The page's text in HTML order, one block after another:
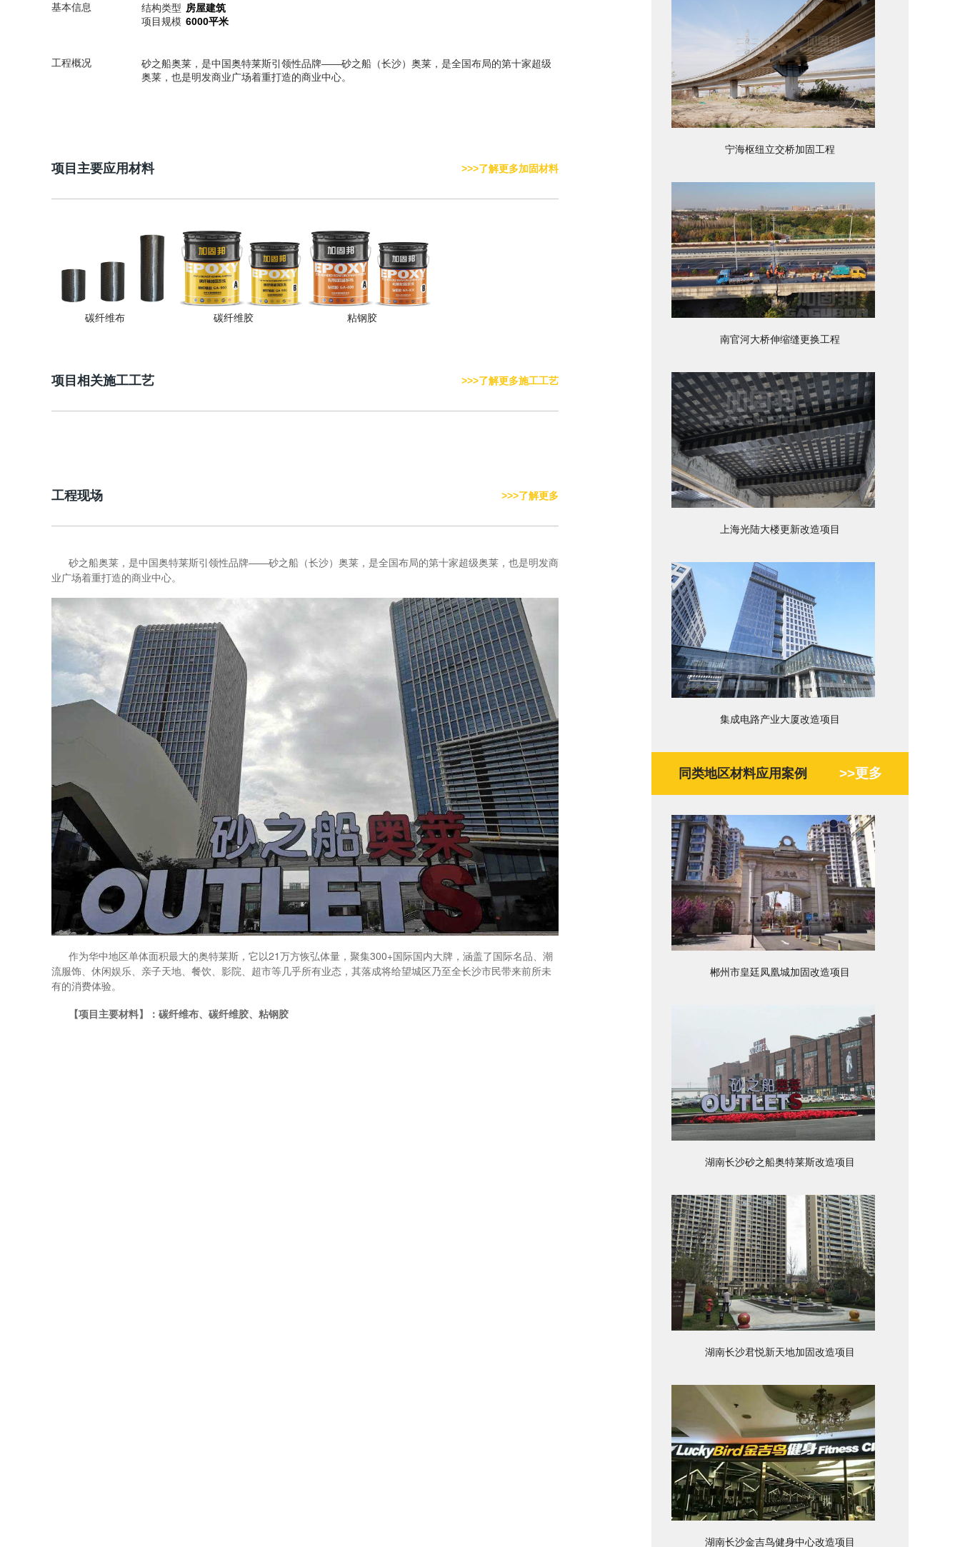
基本信息 结构类型 房屋建筑
项目规模 6000平米
工程概况
砂之船奥莱，是中国奥特莱斯引领性品牌——砂之船（长沙）奥莱，是全国布局的第十家超级
奥莱，也是明发商业广场着重打造的商业中心。
项目主要应用材料 >>>了解更多加固材料
碳纤维布 碳纤维胶 粘钢胶
项目相关施工工艺 >>>了解更多施工工艺
工程现场 >>>了解更多
砂之船奥莱，是中国奥特莱斯引领性品牌——砂之船（长沙）奥莱，是全国布局的第十家超级奥莱，也是明发商
业广场着重打造的商业中心。
作为华中地区单体面积最大的奥特莱斯，它以21万方恢弘体量，聚集300+国际国内大牌，涵盖了国际名品、潮
流服饰、休闲娱乐、亲子天地、餐饮、影院、超市等几乎所有业态，其落成将给望城区乃至全长沙市民带来前所未
有的消费体验。
【项目主要材料】：碳纤维布、碳纤维胶、粘钢胶
宁海枢纽立交桥加固工程
南官河大桥伸缩缝更换工程
上海光陆大楼更新改造项目
集成电路产业大厦改造项目
同类地区材料应用案例 >>更多
郴州市皇廷凤凰城加固改造项目
湖南长沙砂之船奥特莱斯改造项目
湖南长沙君悦新天地加固改造项目
湖南长沙金吉鸟健身中心改造项目